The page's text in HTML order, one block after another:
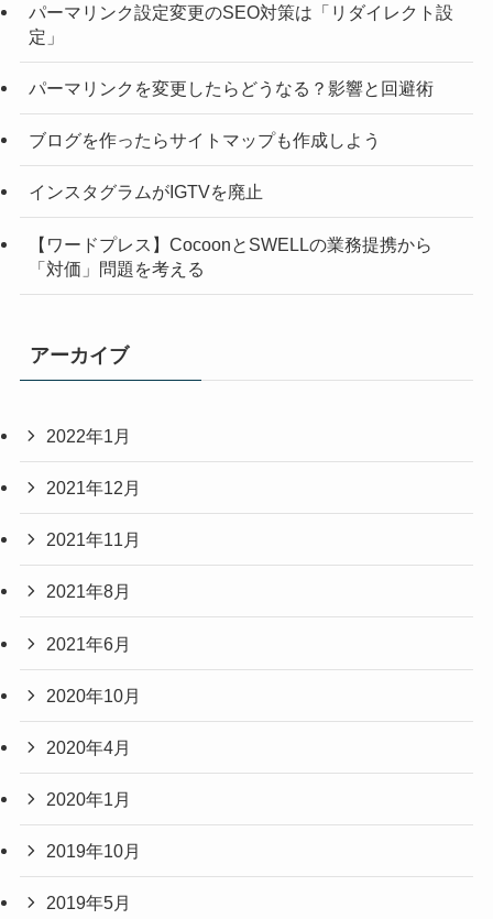
パーマリンク設定変更のSEO対策は「リダイレクト設
定」
パーマリンクを変更したらどうなる？影響と回避術
ブログを作ったらサイトマップも作成しよう
インスタグラムがIGTVを廃止
【ワードプレス】CocoonとSWELLの業務提携から
「対価」問題を考える
アーカイブ
2022年1月
2021年12月
2021年11月
2021年8月
2021年6月
2020年10月
2020年4月
2020年1月
2019年10月
2019年5月